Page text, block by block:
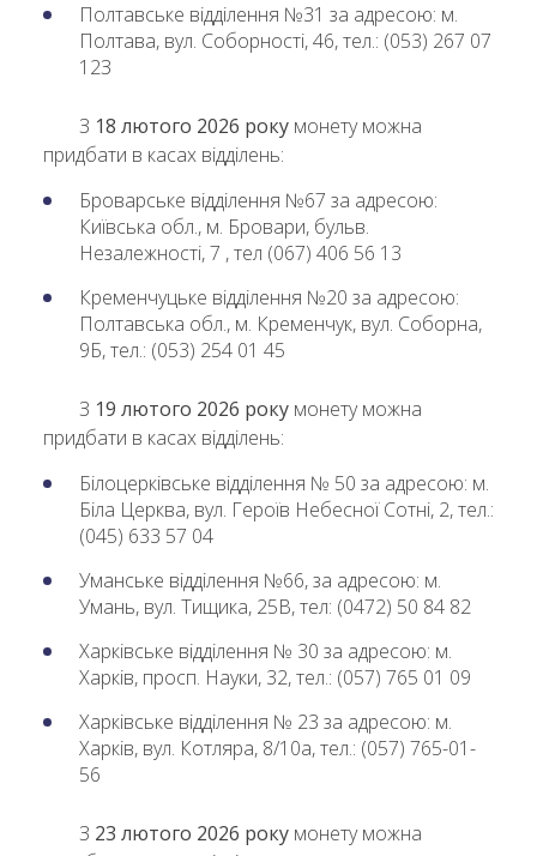
Полтавське відділення №31 за адресою: м.
Полтава, вул. Соборності, 46, тел.: (053) 267 07
12З
З 18 лютого 2026 року монету можна
придбати в касах відділень:
Броварське відділення №67 за адресою:
Київська обл., м. Бровари, бульв.
Незалежності, 7 , тел (067) 406 56 13
Кременчуцьке відділення №20 за адресою:
Полтавська обл., м. Кременчук, вул. Соборна,
9Б, тел.: (053) 254 01 45
З 19 лютого 2026 року монету можна
придбати в касах відділень:
Білоцерківське відділення № 50 за адресою: м.
Біла Церква, вул. Героїв Небесної Сотні, 2, тел.:
(045) 633 57 04
Уманське відділення №66, за адресою: м.
Умань, вул. Тищика, 25В, тел: (0472) 50 84 82
Харківське відділення № 30 за адресою: м.
Харків, просп. Науки, 32, тел.: (057) 765 01 09
Харківське відділення № 23 за адресою: м.
Харків, вул. Котляра, 8/10а, тел.: (057) 765-01-
56
З 23 лютого 2026 року монету можна